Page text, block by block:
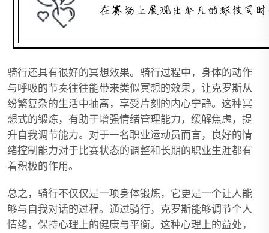
骑行还具有很好的冥想效果。骑行过程中，身体的动作
与呼吸的节奏往往能带来类似冥想的效果，让克罗斯从
纷繁复杂的生活中抽离，享受片刻的内心宁静。这种冥
想式的锻炼，有助于增强情绪管理能力，缓解焦虑，提
升自我调节能力。对于一名职业运动员而言，良好的情
绪控制能力对于比赛状态的调整和长期的职业生涯都有
着积极的作用。
总之，骑行不仅仅是一项身体锻炼，它更是一个让人能
够与自我对话的过程。通过骑行，克罗斯能够调节个人
情绪，保持心理上的健康与平衡。这种心理上的益处，